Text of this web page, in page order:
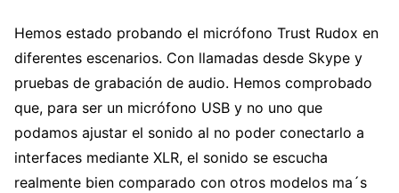
Hemos estado probando el micrófono Trust Rudox en
diferentes escenarios. Con llamadas desde Skype y
pruebas de grabación de audio. Hemos comprobado
que, para ser un micrófono USB y no uno que
podamos ajustar el sonido al no poder conectarlo a
interfaces mediante XLR, el sonido se escucha
realmente bien comparado con otros modelos ma´s